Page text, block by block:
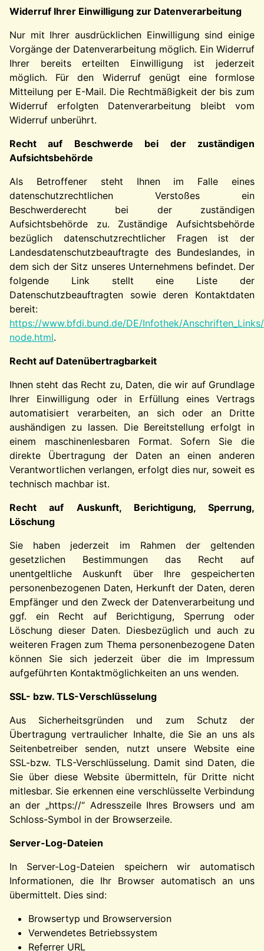
Widerruf Ihrer Einwilligung zur Datenverarbeitung
Nur mit Ihrer ausdrücklichen Einwilligung sind einige
Vorgänge der Datenverarbeitung möglich. Ein Widerruf
Ihrer bereits erteilten Einwilligung ist jederzeit
möglich. Für den Widerruf genügt eine formlose
Mitteilung per E-Mail. Die Rechtmäßigkeit der bis zum
Widerruf erfolgten Datenverarbeitung bleibt vom
Widerruf unberührt.
Recht auf Beschwerde bei der zuständigen
Aufsichtsbehörde
Als Betroffener steht Ihnen im Falle eines
datenschutzrechtlichen Verstoßes ein
Beschwerderecht bei der zuständigen
Aufsichtsbehörde zu. Zuständige Aufsichtsbehörde
bezüglich datenschutzrechtlicher Fragen ist der
Landesdatenschutzbeauftragte des Bundeslandes, in
dem sich der Sitz unseres Unternehmens befindet. Der
folgende Link stellt eine Liste der
Datenschutzbeauftragten sowie deren Kontaktdaten
bereit:
https://www.bfdi.bund.de/DE/Infothek/
node.html.
Recht auf Datenübertragbarkeit
Ihnen steht das Recht zu, Daten, die wir auf Grundlage
Ihrer Einwilligung oder in Erfüllung eines Vertrags
automatisiert verarbeiten, an sich oder an Dritte
aushändigen zu lassen. Die Bereitstellung erfolgt in
einem maschinenlesbaren Format. Sofern Sie die
direkte Übertragung der Daten an einen anderen
Verantwortlichen verlangen, erfolgt dies nur, soweit es
technisch machbar ist.
Recht auf Auskunft, Berichtigung, Sperrung,
Löschung
Sie haben jederzeit im Rahmen der geltenden
gesetzlichen Bestimmungen das Recht auf
unentgeltliche Auskunft über Ihre gespeicherten
personenbezogenen Daten, Herkunft der Daten, deren
Empfänger und den Zweck der Datenverarbeitung und
ggf. ein Recht auf Berichtigung, Sperrung oder
Löschung dieser Daten. Diesbezüglich und auch zu
weiteren Fragen zum Thema personenbezogene Daten
können Sie sich jederzeit über die im Impressum
aufgeführten Kontaktmöglichkeiten an uns wenden.
SSL- bzw. TLS-Verschlüsselung
Aus Sicherheitsgründen und zum Schutz der
Übertragung vertraulicher Inhalte, die Sie an uns als
Seitenbetreiber senden, nutzt unsere Website eine
SSL-bzw. TLS-Verschlüsselung. Damit sind Daten, die
Sie über diese Website übermitteln, für Dritte nicht
mitlesbar. Sie erkennen eine verschlüsselte Verbindung
an der „https://“ Adresszeile Ihres Browsers und am
Schloss-Symbol in der Browserzeile.
Server-Log-Dateien
In Server-Log-Dateien speichern wir automatisch
Informationen, die Ihr Browser automatisch an uns
übermittelt. Dies sind:
Browsertyp und Browserversion
Verwendetes Betriebssystem
Referrer URL